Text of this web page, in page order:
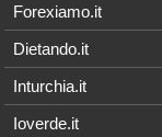
Forexiamo.it
Dietando.it
Inturchia.it
Ioverde.it